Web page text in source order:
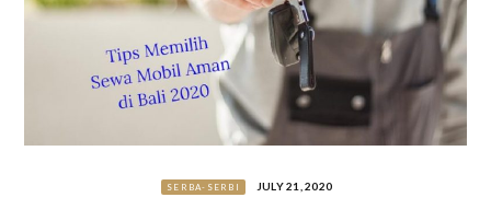
SERBA-SERBI JULY 21, 2020